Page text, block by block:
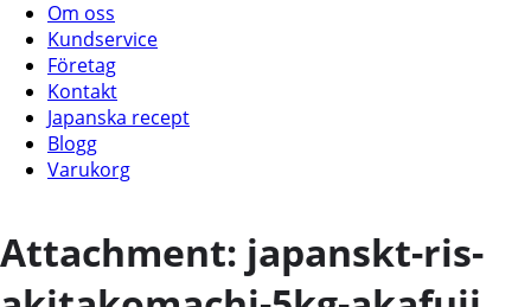
Om oss
Kundservice
Företag
Kontakt
Japanska recept
Blogg
Varukorg
Attachment: japanskt-ris-